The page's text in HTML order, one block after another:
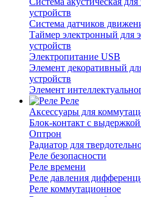
устройств
Система датчиков
Таймер электронный для
устройств
Электропитание USB
Элемент декоративный
устройств
Элемент
Реле
Аксессуары для
Блок-контакт с
Оптрон
Радиатор для
Реле безопасности
Реле времени
Реле давления
Реле коммутационное